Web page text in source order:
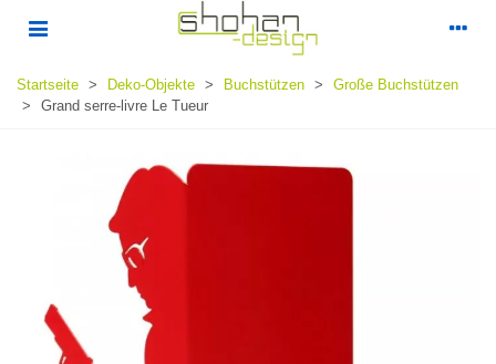
Startseite > Deko-Objekte > Buchstützen >
Große Buchstützen
>
Grand serre-livre Le Tueur